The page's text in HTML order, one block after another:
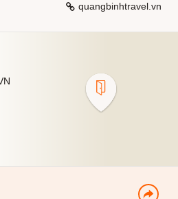
quangbinhtravel.vn
EMAIL